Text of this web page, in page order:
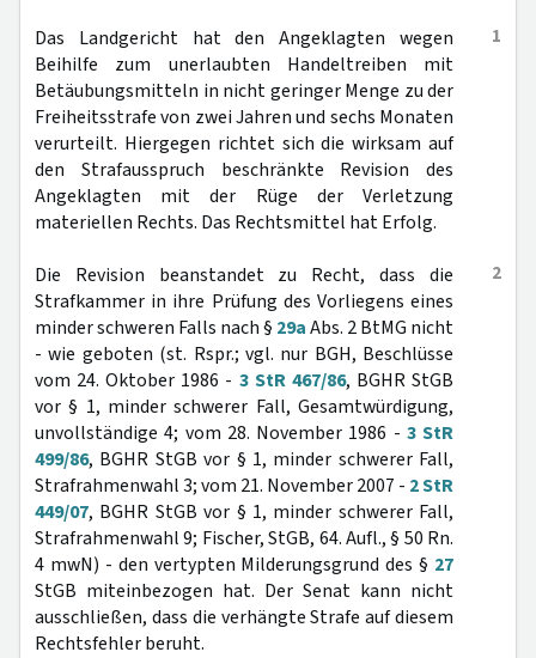
1
Das Landgericht hat den Angeklagten wegen
Beihilfe zum unerlaubten Handeltreiben mit
Betäubungsmitteln in nicht geringer Menge zu der
Freiheitsstrafe von zwei Jahren und sechs Monaten
verurteilt. Hiergegen richtet sich die wirksam auf
den Strafausspruch beschränkte Revision des
Angeklagten mit der Rüge der Verletzung
materiellen Rechts. Das Rechtsmittel hat Erfolg.
2
Die Revision beanstandet zu Recht, dass die
Strafkammer in ihre Prüfung des Vorliegens eines
minder schweren Falls nach § 29aAbs. 2 BtMG nicht
- wie geboten (st. Rspr.; vgl. nur BGH, Beschlüsse
vom 24. Oktober 1986 - 3 StR 467/86, BGHR StGB
vor § 1, minder schwerer Fall, Gesamtwürdigung,
unvollständige 4; vom 28. November 1986 - 3 StR
499/86, BGHR StGB vor § 1, minder schwerer Fall,
Strafrahmenwahl 3; vom 21. November 2007 - 2 StR
449/07, BGHR StGB vor § 1, minder schwerer Fall,
Strafrahmenwahl 9; Fischer, StGB, 64. Aufl., § 50 Rn.
4 mwN) - den vertypten Milderungsgrund des § 27
StGB miteinbezogen hat. Der Senat kann nicht
ausschließen, dass die verhängte Strafe auf diesem
Rechtsfehler beruht.